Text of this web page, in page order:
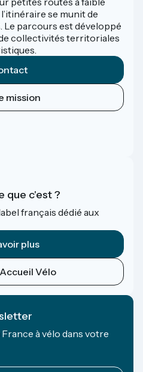
se munit de
Le parcours est développé
de collectivités territoriales
mission
que c'est ?
français dédié aux
plus
Vélo
France à vélo dans votre